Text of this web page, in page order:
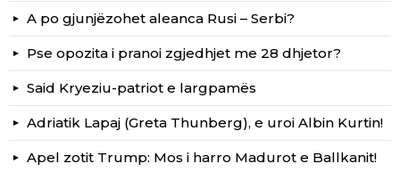
A po gjunjëzohet aleanca Rusi – Serbi?
Pse opozita i pranoi zgjedhjet me 28 dhjetor?
Said Kryeziu-patriot e largpamës
Adriatik Lapaj (Greta Thunberg), e uroi Albin Kurtin!
Apel zotit Trump: Mos i harro Madurot e Ballkanit!